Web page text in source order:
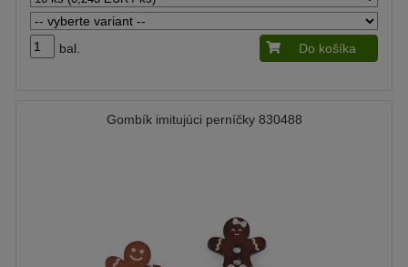
bal. Do košíka
Gombík imitujúci perníčky 830488